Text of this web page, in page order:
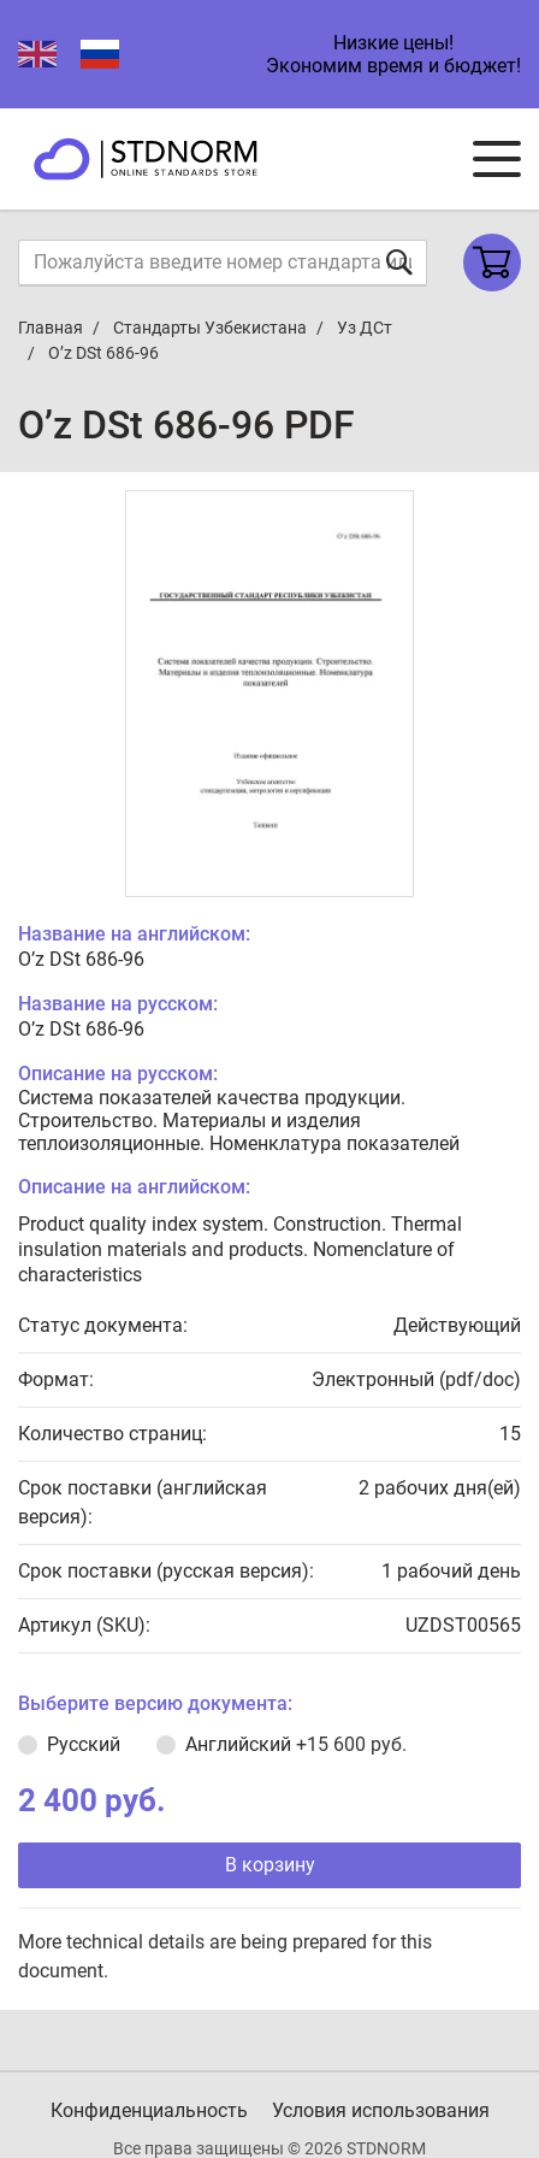
Низкие цены!
Экономим время и бюджет!
Главная Стандарты Узбекистана
Уз ДСт
O’z DSt 686-96
O’z DSt 686-96 PDF
Название на английском:
O’z DSt 686-96
Название на русском:
O’z DSt 686-96
Описание на русском:
Система показателей качества продукции.
Строительство. Материалы и изделия
теплоизоляционные. Номенклатура показателей
Описание на английском:
Product quality index system. Construction. Thermal
insulation materials and products. Nomenclature of
characteristics
Статус документа: Действующий
Формат: Электронный (pdf/doc)
Количество страниц: 15
Срок поставки (английская
версия):
2 рабочих дня(ей)
Срок поставки (русская версия): 1 рабочий день
Артикул (SKU): UZDST00565
Выберите версию документа:
Русский
Английский +15 600 руб.
2 400 руб.
В корзину
More technical details are being prepared for this
document.
Конфиденциальность Условия использования
Все права защищены © 2026 STDNORM